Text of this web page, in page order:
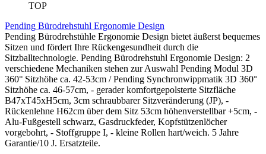
TOP
Pending Bürodrehstuhl Ergonomie Design
Pending Bürodrehstühle Ergonomie Design bietet äußerst bequemes
Sitzen und fördert Ihre Rückengesundheit durch die
Sitzballtechnologie. Pending Bürodrehstuhl Ergonomie Design: 2
verschiedene Mechaniken stehen zur Auswahl Pending Modul 3D
360° Sitzhöhe ca. 42-53cm / Pending Synchronwippmatik 3D 360°
Sitzhöhe ca. 46-57cm, - gerader komfortgepolsterte Sitzfläche
B47xT45xH5cm, 3cm schraubbarer Sitzveränderung (JP), -
Rückenlehne H62cm über dem Sitz 53cm höhenverstellbar +5cm, -
Alu-Fußgestell schwarz, Gasdruckfeder, Kopfstützenlöcher
vorgebohrt, - Stoffgruppe I, - kleine Rollen hart/weich. 5 Jahre
Garantie/10 J. Ersatzteile.